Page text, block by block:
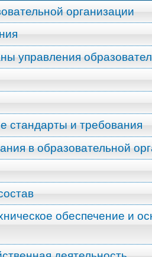
организации
управления
стандарты и требования
в образовательной
обеспечение и